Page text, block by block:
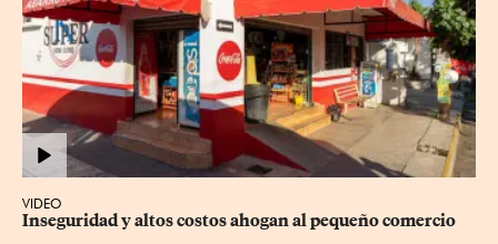
VIDEO
Inseguridad y altos costos ahogan al pequeño comercio